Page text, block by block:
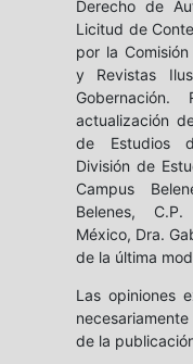
Derecho de
Licitud de
por la
y Revistas
actualización
de Estudios
División de
Campus
Belenes,
México, Dra.
de la última
Las opiniones
de la